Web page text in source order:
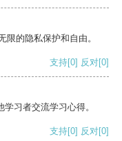
的隐私保护和自由。
支持[0] 反对[0]
习者交流学习心得。
支持[0] 反对[0]